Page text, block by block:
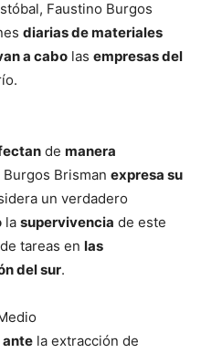
Faustino Burgos
diarias de materiales
a cabo las empresas del
de manera
Brisman expresa su
un verdadero
la supervivencia de este
tareas en las
del sur.
ante la extracción de